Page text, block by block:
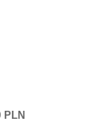
PLN